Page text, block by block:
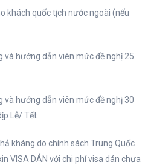
khách quốc tịch nước ngoài (nếu
và hướng dẫn viên mức đề nghị 25
và hướng dẫn viên mức đề nghị 30
Lễ/ Tết
kháng do chính sách Trung Quốc
VISA DÁN với chi phí visa dán chưa